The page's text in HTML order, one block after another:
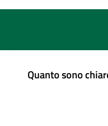
Quanto sono